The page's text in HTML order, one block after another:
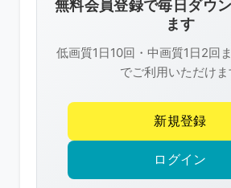
は
R-
FREE
作
権
無料会員登録で毎日ダウ
ます
低画質1日10回・中画質1日2回
でご利用いただけま
新規登録
ログイン